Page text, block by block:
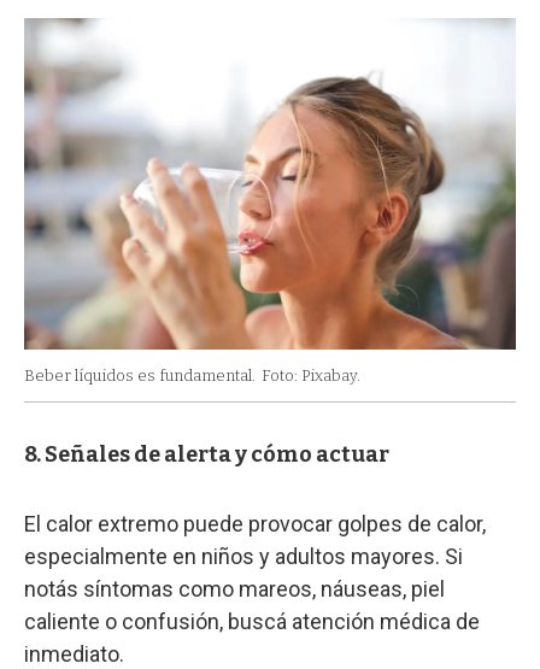
Beber líquidos es fundamental. Foto: Pixabay.
8. Señales de alerta y cómo actuar
El calor extremo puede provocar golpes de calor,
especialmente en niños y adultos mayores. Si
notás síntomas como mareos, náuseas, piel
caliente o confusión, buscá atención médica de
inmediato.